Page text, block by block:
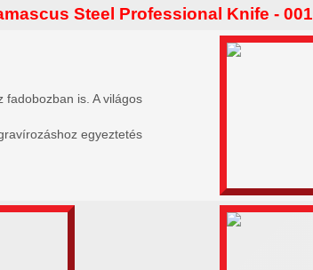
Steel Professional Knife - 001
fadobozban is. A világos
egyeztetés